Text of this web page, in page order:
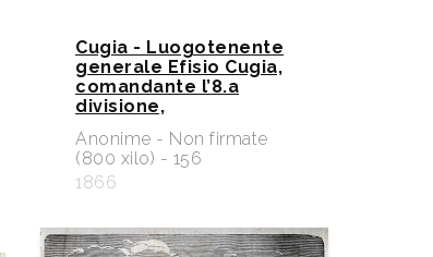
Cugia - Luogotenente
generale Efisio Cugia,
comandante l’8.a
divisione,
Anonime - Non firmate
(800 xilo) - 156
1866